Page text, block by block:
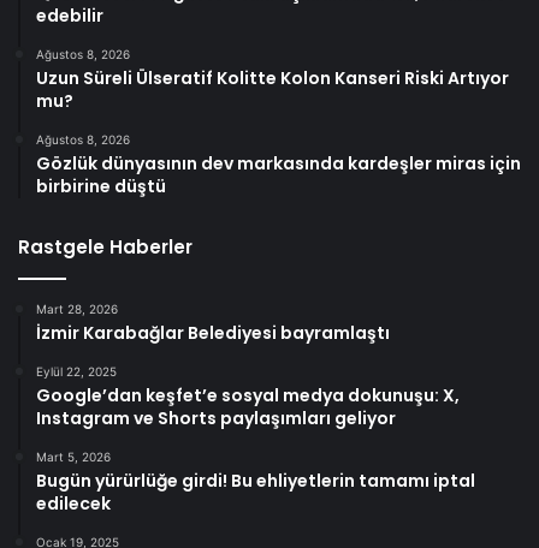
edebilir
Ağustos 8, 2026
Uzun Süreli Ülseratif Kolitte Kolon Kanseri Riski Artıyor
mu?
Ağustos 8, 2026
Gözlük dünyasının dev markasında kardeşler miras için
birbirine düştü
Rastgele Haberler
Mart 28, 2026
İzmir Karabağlar Belediyesi bayramlaştı
Eylül 22, 2025
Google’dan keşfet’e sosyal medya dokunuşu: X,
Instagram ve Shorts paylaşımları geliyor
Mart 5, 2026
Bugün yürürlüğe girdi! Bu ehliyetlerin tamamı iptal
edilecek
Ocak 19, 2025